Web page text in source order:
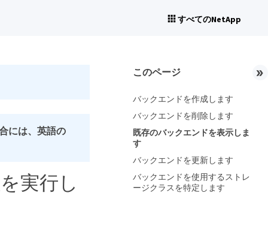
すべてのNetApp
には、英語の
実行し
このページ
バックエンドを作成します
バックエンドを削除します
既存のバックエンドを表示しま
す
バックエンドを更新します
バックエンドを使用するストレ
ージクラスを特定します